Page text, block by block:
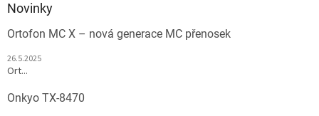
Novinky
Ortofon MC X – nová generace MC přenosek
26.5.2025
Ort...
Onkyo TX-8470